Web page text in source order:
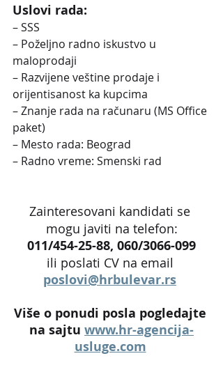
Uslovi rada:
– SSS
– Poželjno radno iskustvo u
maloprodaji
– Razvijene veštine prodaje i
orijentisanost ka kupcima
– Znanje rada na računaru (MS Office
paket)
– Mesto rada: Beograd
– Radno vreme: Smenski rad
Zainteresovani kandidati se
mogu javiti na telefon:
011/454-25-88, 060/3066-099
ili poslati CV na email
poslovi@hrbulevar.rs
Više o ponudi posla pogledajte
na sajtu www.hr-agencija-
usluge.com